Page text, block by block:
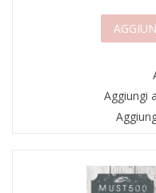
Aggiungi